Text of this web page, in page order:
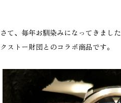
さて、毎年お馴染みになってきました
クストー財団とのコラボ商品です。